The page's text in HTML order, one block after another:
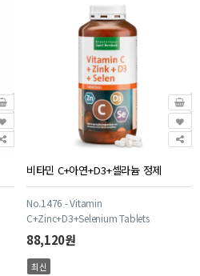
비타민 C+아연+D3+셀라늄 정제
No.1476 - Vitamin
C+Zinc+D3+Selenium Tablets
88,120원
최신